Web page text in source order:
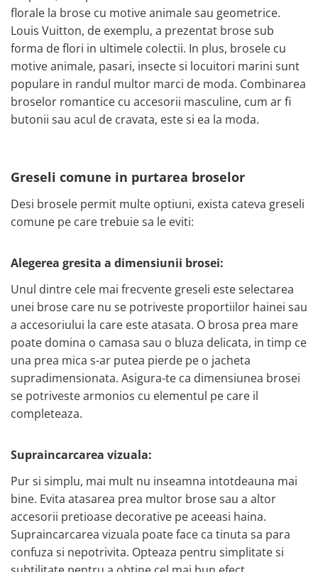
florale la brose cu motive animale sau geometrice.
Louis Vuitton, de exemplu, a prezentat brose sub
forma de flori in ultimele colectii. In plus, brosele cu
motive animale, pasari, insecte si locuitori marini sunt
populare in randul multor marci de moda. Combinarea
broselor romantice cu accesorii masculine, cum ar fi
butonii sau acul de cravata, este si ea la moda.
Greseli comune in purtarea broselor
Desi brosele permit multe optiuni, exista cateva greseli
comune pe care trebuie sa le eviti:
Alegerea gresita a dimensiunii brosei:
Unul dintre cele mai frecvente greseli este selectarea
unei brose care nu se potriveste proportiilor hainei sau
a accesoriului la care este atasata. O brosa prea mare
poate domina o camasa sau o bluza delicata, in timp ce
una prea mica s-ar putea pierde pe o jacheta
supradimensionata. Asigura-te ca dimensiunea brosei
se potriveste armonios cu elementul pe care il
completeaza.
Supraincarcarea vizuala:
Pur si simplu, mai mult nu inseamna intotdeauna mai
bine. Evita atasarea prea multor brose sau a altor
accesorii pretioase decorative pe aceeasi haina.
Supraincarcarea vizuala poate face ca tinuta sa para
confuza si nepotrivita. Opteaza pentru simplitate si